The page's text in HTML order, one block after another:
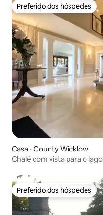
Preferido dos hóspedes
Preferido dos hóspedes
Casa ⋅ County Wicklow
Chalé com vista para o lago
Preferido dos hóspedes
Preferido dos hóspedes